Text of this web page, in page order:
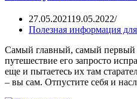
27.05.202119.05.2022
Полезная информация
Самый главный, самый первый
путешествие его запросто
еще и пытаетесь их там
– вы сам. Отпустите себя и